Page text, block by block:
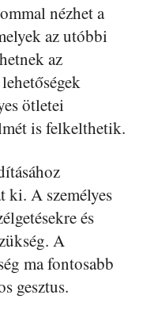
nézhet a
az utóbbi
az
ötletei
is felkelthetik.
ki. A személyes
és
A
ma fontosabb
gesztus.